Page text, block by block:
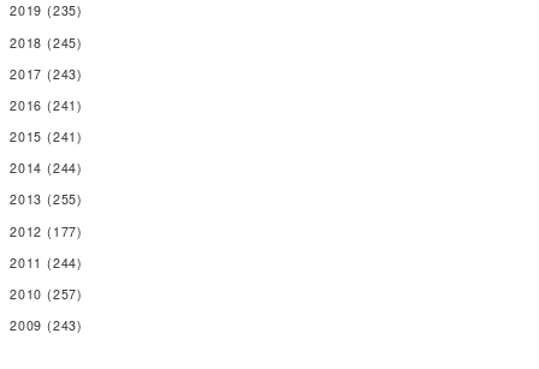
2019 (235)
2018 (245)
2017 (243)
2016 (241)
2015 (241)
2014 (244)
2013 (255)
2012 (177)
2011 (244)
2010 (257)
2009 (243)